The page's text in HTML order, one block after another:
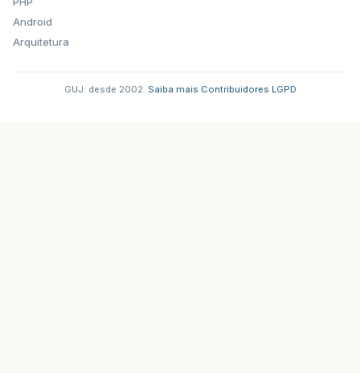
Android
Arquitetura
GUJ: desde 2002. Saiba mais Contribuidores LGPD